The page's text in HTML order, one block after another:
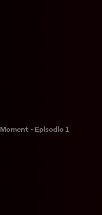
- Episodio 1